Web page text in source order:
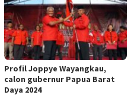
Profil Joppye Wayangkau,
calon gubernur Papua Barat
Daya 2024